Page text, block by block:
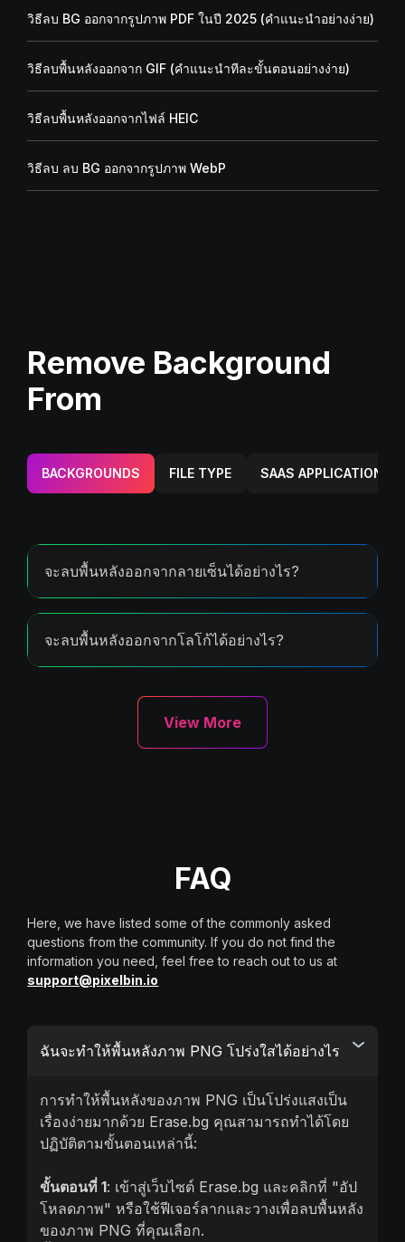
วิธีลบ BG ออกจากรูปภาพ PDF ในปี 2025 (คำแนะนำอย่างง่าย)
วิธีลบพื้นหลังออกจาก GIF (คำแนะนำทีละขั้นตอนอย่างง่าย)
วิธีลบพื้นหลังออกจากไฟล์ HEIC
วิธีลบ ลบ BG ออกจากรูปภาพ WebP
Remove Background
From
BACKGROUNDS FILE TYPE SAAS APPLICATION
จะลบพื้นหลังออกจากลายเซ็นได้อย่างไร?
จะลบพื้นหลังออกจากโลโก้ได้อย่างไร?
View More
FAQ
Here, we have listed some of the commonly asked
questions from the community. If you do not find the
information you need, feel free to reach out to us at
support@pixelbin.io
ฉันจะทำให้พื้นหลังภาพ PNG โปร่งใสได้อย่างไร
การทำให้พื้นหลังของภาพ PNG เป็นโปร่งแสงเป็น
เรื่องง่ายมากด้วย Erase.bg คุณสามารถทำได้โดย
ปฏิบัติตามขั้นตอนเหล่านี้:
ขั้นตอนที่ 1: เข้าสู่เว็บไซต์ Erase.bg และคลิกที่ "อัป
โหลดภาพ" หรือใช้ฟีเจอร์ลากและวางเพื่อลบพื้นหลัง
ของภาพ PNG ที่คุณเลือก.